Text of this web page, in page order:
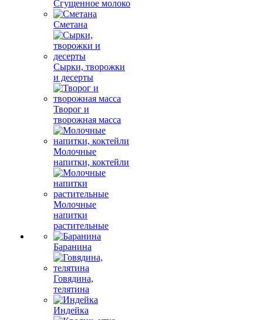
Сгущенное молоко
Сметана
Сырки, творожки
и десерты
Творог и
творожная масса
Молочные
напитки, коктейли
Молочные
напитки
растительные
Баранина
Говядина,
телятина
Индейка